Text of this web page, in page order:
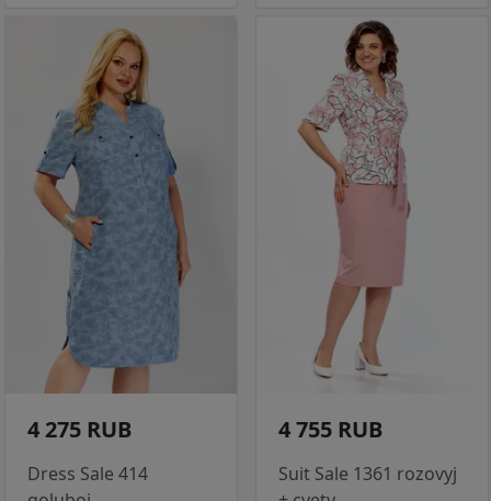
4 275 RUB
Dress Sale 414
4 755 RUB
Suit Sale 1361 rozovyj